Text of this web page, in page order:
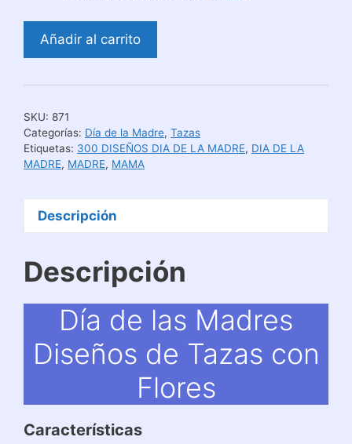
Madres
de
Tazas
con
cantidad
Añadir al carrito
SKU: 871
Categorías: Día de la Madre, Tazas
Etiquetas: 300 DISEÑOS DIA DE LA MADRE, DIA DE LA
MADRE, MADRE, MAMA
Descripción
Descripción
Día de las Madres
Diseños de Tazas con
Flores
Características